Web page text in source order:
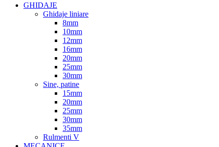
GHIDAJE
Ghidaje liniare
8mm
10mm
12mm
16mm
20mm
25mm
30mm
Sine, patine
15mm
20mm
25mm
30mm
35mm
Rulmenti V